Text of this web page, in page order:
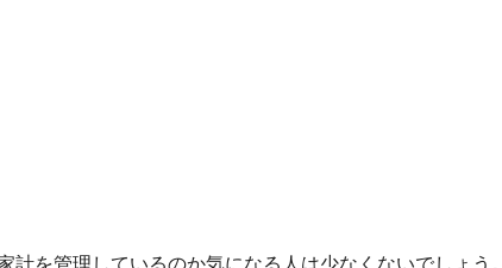
計を管理しているのか気になる人は少なくないでしょう。